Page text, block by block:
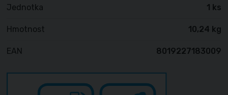
Jednotka 1 ks
Hmotnost 10,24 kg
EAN 8019227183009